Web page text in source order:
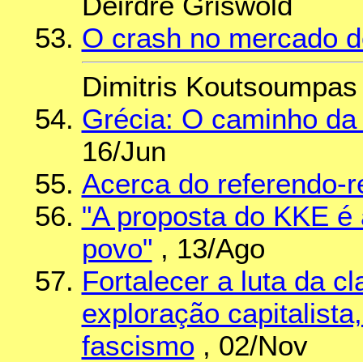
O crash no mercado
Dimitris Koutsoumpas
Grécia: O caminho
16/Jun
Acerca do referendo-
"A proposta do KKE
povo" , 13/Ago
Fortalecer a luta da
exploração
fascismo , 02/Nov